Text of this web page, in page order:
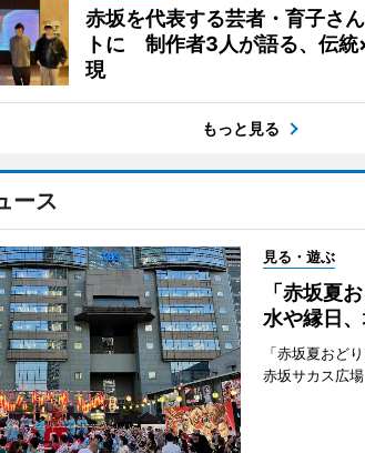
赤坂を代表する芸者・育子さ
トに 制作者3人が語る、伝統
現
もっと見る
ース
見る・遊ぶ
「赤坂夏
水や縁日
「赤坂夏おど
赤坂サカス広